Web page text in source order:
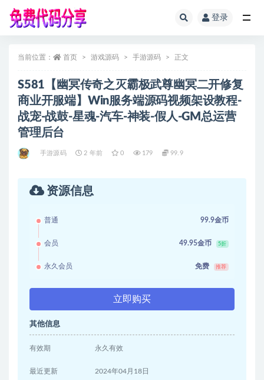
登录
当前位置： 首页 游戏源码 手游源码 正文
S581【幽冥传奇之灭霸极武尊幽冥二开修复
商业开服端】Win服务端源码视频架设教程-
战宠-战鼓-星魂-汽车-神装-假人-GM总运营
管理后台
手游源码 2 年前 0 179 99.9
资源信息
普通 99.9金币
会员 49.95金币 5折
永久会员 免费 推荐
立即购买
其他信息
有效期 永久有效
最近更新 2024年04月18日